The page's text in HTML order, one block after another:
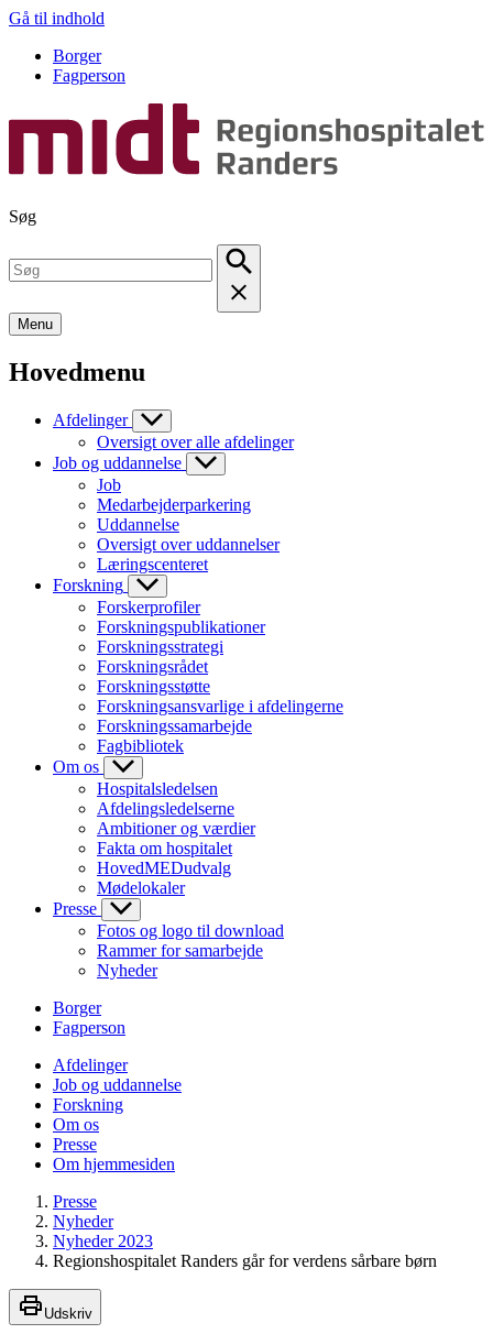
Gå til indhold
Borger
Fagperson
Søg
Menu
Hovedmenu
Afdelinger
Oversigt over alle afdelinger
Job og uddannelse
Job
Medarbejderparkering
Uddannelse
Oversigt over uddannelser
Læringscenteret
Forskning
Forskerprofiler
Forskningspublikationer
Forskningsstrategi
Forskningsrådet
Forskningsstøtte
Forskningsansvarlige i afdelingerne
Forskningssamarbejde
Fagbibliotek
Om os
Hospitalsledelsen
Afdelingsledelserne
Ambitioner og værdier
Fakta om hospitalet
HovedMEDudvalg
Mødelokaler
Presse
Fotos og logo til download
Rammer for samarbejde
Nyheder
Borger
Fagperson
Afdelinger
Job og uddannelse
Forskning
Om os
Presse
Om hjemmesiden
Presse
Nyheder
Nyheder 2023
Regionshospitalet Randers går for verdens sårbare børn
Udskriv